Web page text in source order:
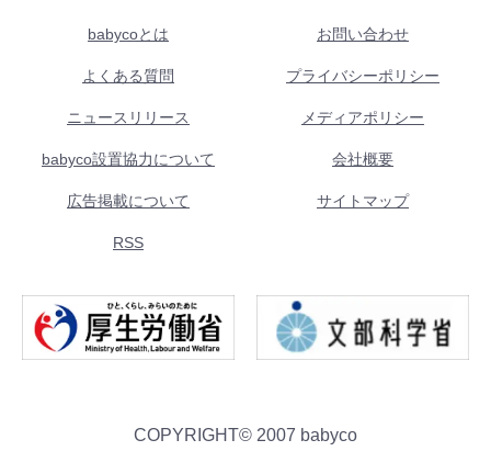
babycoとは お問い合わせ
よくある質問 プライバシーポリシー
ニュースリリース メディアポリシー
babyco設置協力について 会社概要
広告掲載について サイトマップ
RSS
COPYRIGHT© 2007 babyco